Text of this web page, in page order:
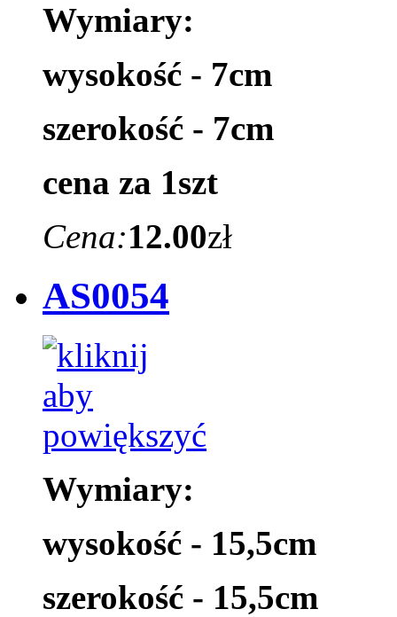
Wymiary:
wysokość - 7cm
szerokość - 7cm
cena za 1szt
Cena:12.00zł
AS0054
Wymiary:
wysokość - 15,5cm
szerokość - 15,5cm